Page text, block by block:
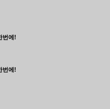
번에!
번에!